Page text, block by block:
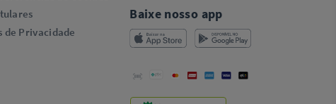
de Privacidade
Baixe nosso app